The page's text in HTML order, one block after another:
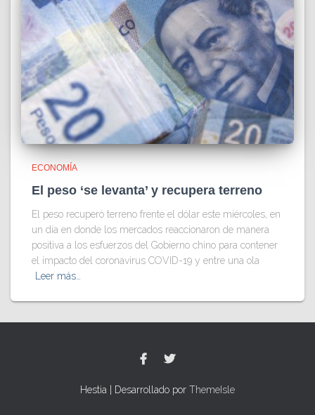
ECONOMÍA
El peso ‘se levanta’ y recupera terreno
El peso recuperó terreno frente el dólar este miércoles, en
un día en donde los mercados reaccionaron de manera
positiva a los esfuerzos del Gobierno chino para contener
el impacto del coronavirus COVID-19 y entre una ola
Leer más…
Hestia | Desarrollado por ThemeIsle